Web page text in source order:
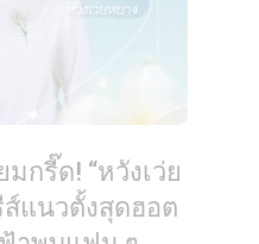
กรี๊ด! “หวังเว่ย
ส์แนวตั้งสุดฮอต